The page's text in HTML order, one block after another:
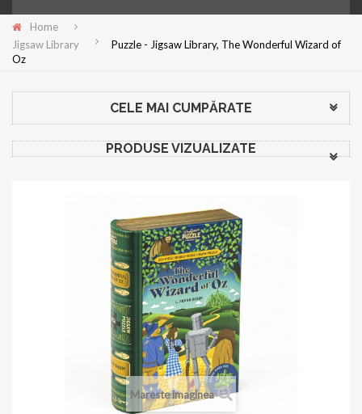
Home
Jigsaw Library
Puzzle - Jigsaw Library, The Wonderful Wizard of
Oz
CELE MAI CUMPĂRATE
PRODUSE VIZUALIZATE
Mareste imaginea